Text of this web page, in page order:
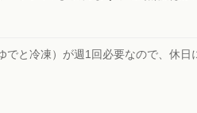
でと冷凍）が週1回必要なので、休日